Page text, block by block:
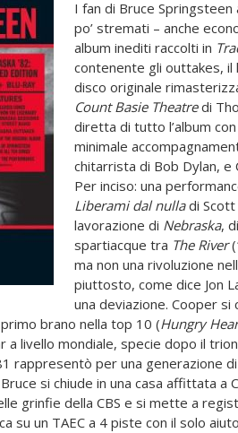
I fan di Bruce
po’ stremati – anche
album inediti raccolti in
contenente gli outtakes, il
disco originale
Count Basie Theatredi
diretta di tutto l’album
minimale
chitarrista di Bob Dylan, e
Per inciso: una
Liberami dal nulladi Scott
lavorazione di Nebraska,
spartiacque tra The River
ma non una rivoluzione
piuttosto, come dice Jon
una deviazione. Cooper
brano nella top 10 (Hungry
a livello mondiale, specie dopo il
rappresentò per una generazione
si chiude in una casa affittata a
grinfie della CBS e si mette a
su un TAEC a 4 piste con il solo